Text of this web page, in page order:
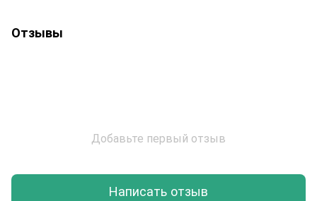
Отзывы
Добавьте первый отзыв
Написать отзыв